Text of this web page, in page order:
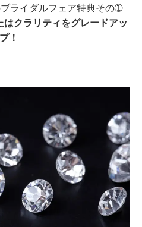
ライダルフェア特典その➀
クラリティをグレードアッ
プ！